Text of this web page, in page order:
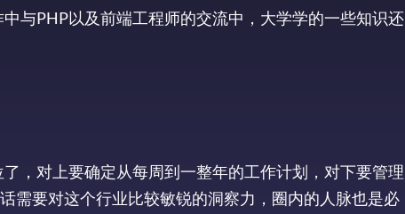
与PHP以及前端工程师的交流中，大学学的一些知识还
，对上要确定从每周到一整年的工作计划，对下要管理
需要对这个行业比较敏锐的洞察力，圈内的人脉也是必